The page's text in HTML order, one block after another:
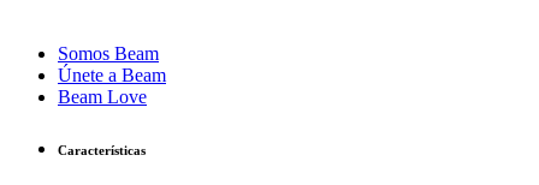
Somos Beam
Únete a Beam
Beam Love
Características